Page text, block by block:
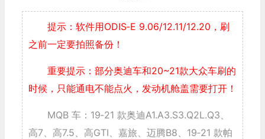
提示：软件用ODIS‐E 9.06/12.11/12.20，刷
之前一定要拍照备份！
重要提示：部分奥迪车和20~21款大众车刷的
时候，只能通电不能点火，发动机舱盖需要打开！
MQB 车：19‐21 款奥迪A1.A3.S3.Q2L.Q3、
高7、高7.5、高GTI、嘉旅、迈腾B8、19‐21 款帕